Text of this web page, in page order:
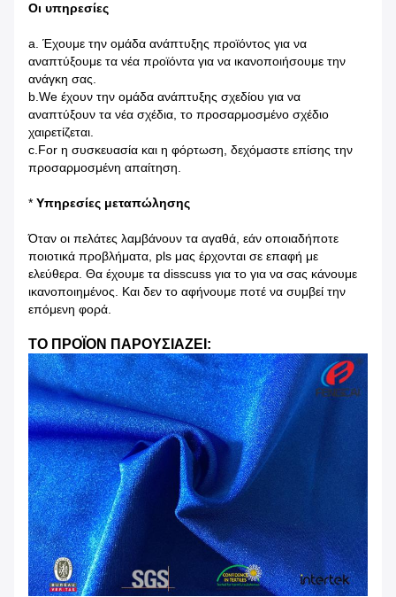
Οι υπηρεσίες
a. Έχουμε την ομάδα ανάπτυξης προϊόντος για να
αναπτύξουμε τα νέα προϊόντα για να ικανοποιήσουμε την
ανάγκη σας.
b.We έχουν την ομάδα ανάπτυξης σχεδίου για να
αναπτύξουν τα νέα σχέδια, το προσαρμοσμένο σχέδιο
χαιρετίζεται.
c.For η συσκευασία και η φόρτωση, δεχόμαστε επίσης την
προσαρμοσμένη απαίτηση.
* Υπηρεσίες μεταπώλησης
Όταν οι πελάτες λαμβάνουν τα αγαθά, εάν οποιαδήποτε
ποιοτικά προβλήματα, pls μας έρχονται σε επαφή με
ελεύθερα. Θα έχουμε τα disscuss για το για να σας κάνουμε
ικανοποιημένος. Και δεν το αφήνουμε ποτέ να συμβεί την
επόμενη φορά.
ΤΟ ΠΡΟΪΟΝ ΠΑΡΟΥΣΙΑΖΕΙ: